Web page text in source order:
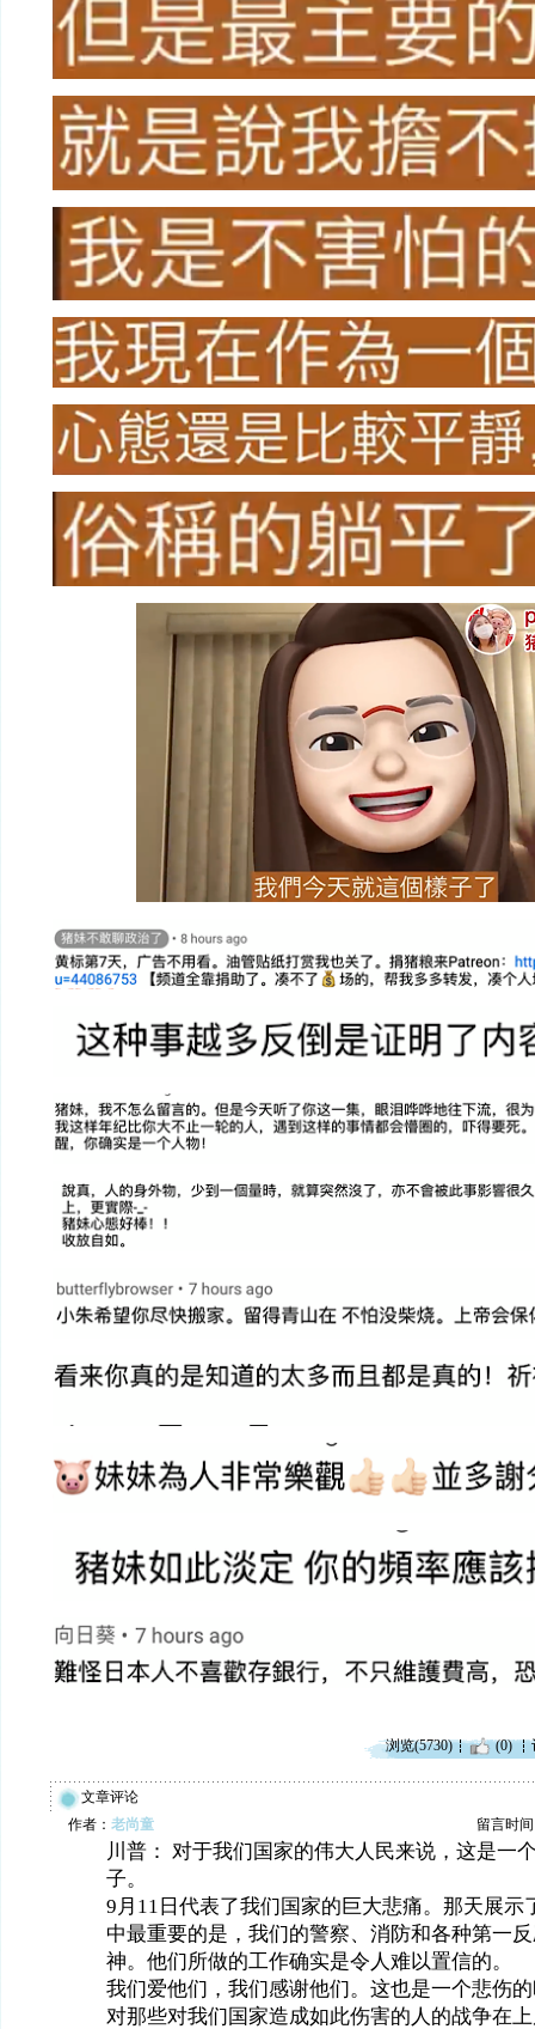
浏览(5730) (0)
文章评论
作者： 老尚童 留言时间
川普： 对于我们国家的伟大人民来说，这是一
子。
9月11日代表了我们国家的巨大悲痛。那天展示
中最重要的是，我们的警察、消防和各种第一
神。他们所做的工作确实是令人难以置信的。
我们爱他们，我们感谢他们。这也是一个悲伤
对那些对我们国家造成如此伤害的人的战争在